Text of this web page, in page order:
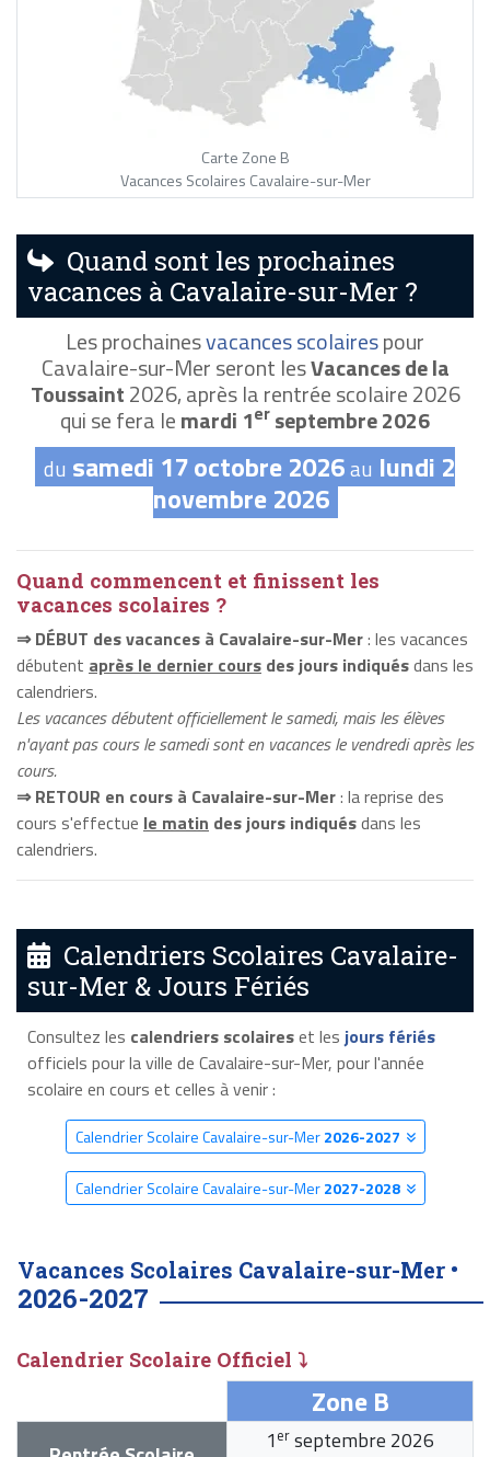
Carte Zone B
Vacances Scolaires Cavalaire-sur-Mer
Quand sont les prochaines
vacances à Cavalaire-sur-Mer ?
Les prochainesvacances scolairespour
Cavalaire-sur-Mer seront lesVacances de la
Toussaint2026, après la rentrée scolaire 2026
qui se fera lemardi 1er septembre 2026
du samedi 17 octobre 2026au lundi 2
novembre 2026
Quand commencent et finissent les
vacances scolaires ?
⇒ DÉBUT des vacances à Cavalaire-sur-Mer: les vacances
débutent après le dernier cours des jours indiquésdans les
calendriers.
Les vacances débutent officiellement le samedi, mais les élèves
n'ayant pas cours le samedi sont en vacances le vendredi après les
cours.
⇒ RETOUR en cours à Cavalaire-sur-Mer: la reprise des
cours s'effectue le matin des jours indiquésdans les
calendriers.
Calendriers Scolaires Cavalaire-
sur-Mer & Jours Fériés
Consultez les calendriers scolaireset les jours fériés
officiels pour la ville de Cavalaire-sur-Mer, pour l'année
scolaire en cours et celles à venir :
Calendrier Scolaire Cavalaire-sur-Mer2026-2027
Calendrier Scolaire Cavalaire-sur-Mer2027-2028
Vacances Scolaires Cavalaire-sur-Mer •
2026-2027
Calendrier Scolaire Officiel ⤵
Zone B
1 er septembre 2026